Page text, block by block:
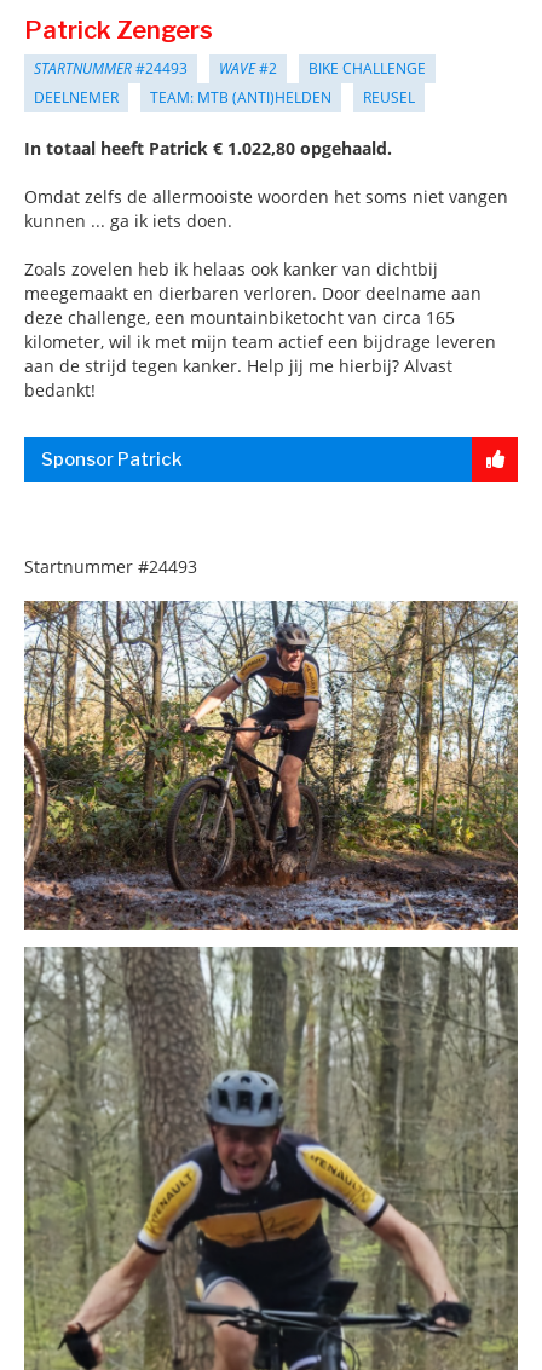
Patrick Zengers
STARTNUMMER#24493 WAVE#2
BIKE CHALLENGE
DEELNEMER
TEAM: MTB (ANTI)HELDEN REUSEL
In totaal heeft Patrick € 1.022,80 opgehaald.
Omdat zelfs de allermooiste woorden het soms niet vangen
kunnen ... ga ik iets doen.
Zoals zovelen heb ik helaas ook kanker van dichtbij
meegemaakt en dierbaren verloren. Door deelname aan
deze challenge, een mountainbiketocht van circa 165
kilometer, wil ik met mijn team actief een bijdrage leveren
aan de strijd tegen kanker. Help jij me hierbij? Alvast
bedankt!
Sponsor Patrick
Startnummer #24493